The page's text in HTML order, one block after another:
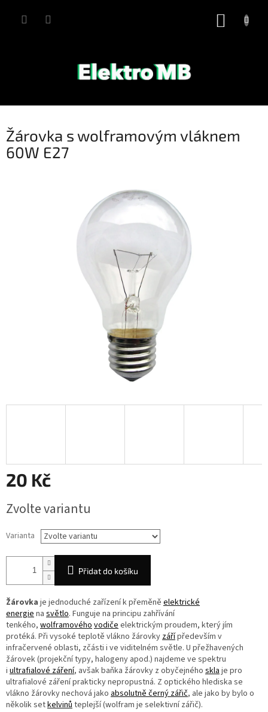
Žárovka s wolframovým vláknem
60W E27
20 Kč
cena:
Zvolte variantu
Varianta
Přidat do košíku
Žárovka je jednoduché zařízení k přeměně elektrické
energiena světlo. Funguje na principu zahřívání
tenkého, wolframovéhovodičeelektrickým proudem, který jím
protéká. Při vysoké teplotě vlákno žárovkyzářípředevším v
infračervené oblasti, zčásti i ve viditelném světle. U přežhavených
žárovek (projekční typy, halogeny apod.) najdeme ve spektru
i ultrafialové záření, avšak baňka žárovky z obyčejného sklaje pro
ultrafialové záření prakticky nepropustná. Z optického hlediska se
vlákno žárovky nechová jako absolutně černý zářič, ale jako by bylo o
několik setkelvinůteplejší (wolfram je selektivní zářič).